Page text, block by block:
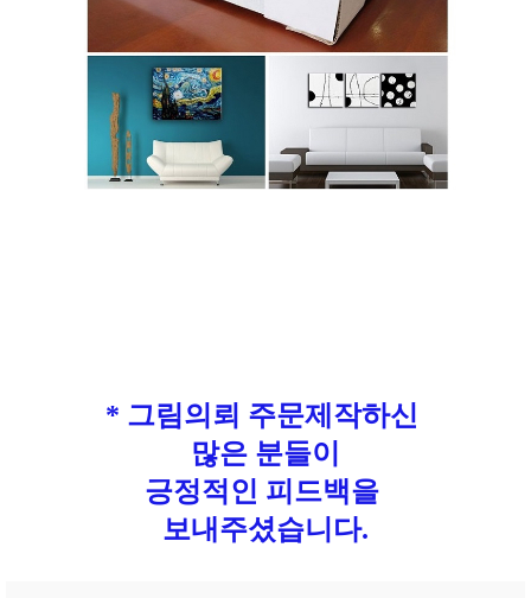
* 그림의뢰 주문제작하신
많은 분들이
긍정적인 피드백을
보내주셨습니다.